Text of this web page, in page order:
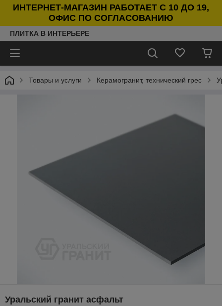
ИНТЕРНЕТ-МАГАЗИН РАБОТАЕТ С 10 ДО 19,
ОФИС ПО СОГЛАСОВАНИЮ
ПЛИТКА В ИНТЕРЬЕРЕ
Товары и услуги Керамогранит, технический грес
Уральский гранит асфальт